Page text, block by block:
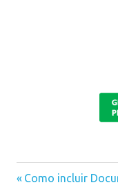
Previous
Como incluir